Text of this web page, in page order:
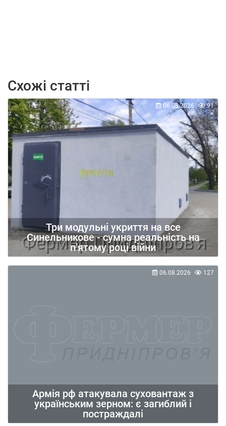
Схожі статті
Три модульні укриття на все
Синельникове - сумна реальність на
п’ятому році війни
06.08.2026 91
Армія рф атакувала суховантаж з
українським зерном: є загиблий і
постраждалі
06.08.2026 127